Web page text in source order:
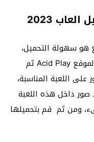
هو سهولة التحميل،
بطريقة سهلة لذلك قم بالتوجه إلى الموقع Acid Play ثم
على اللعبة المناسبة،
داخل هذه اللعبة
ومن ثم قم بتحميلها